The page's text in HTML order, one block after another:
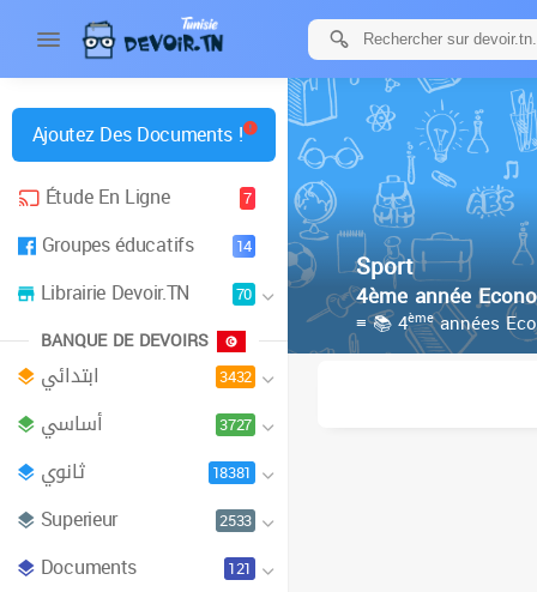
Ajoutez Des Documents !
Étude En Ligne
7
Groupes éducatifs 14
Librairie Devoir.TN 70
BANQUE DE DEVOIRS
ابتدائي 3432
أساسي 3727
ثانوي 18381
Superieur 2533
Documents 121
Sport
4ème année
≡ 📚 4èmeannées